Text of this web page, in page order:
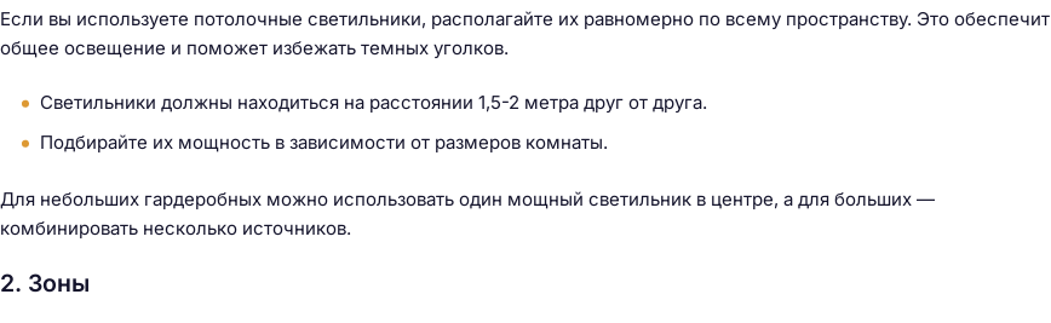
Если вы используете потолочные светильники, располагайте их равномерно по всему пространству. Это обеспечит
общее освещение и поможет избежать темных уголков.
Светильники должны находиться на расстоянии 1,5-2 метра друг от друга.
Подбирайте их мощность в зависимости от размеров комнаты.
Для небольших гардеробных можно использовать один мощный светильник в центре, а для больших —
комбинировать несколько источников.
2. Зоны